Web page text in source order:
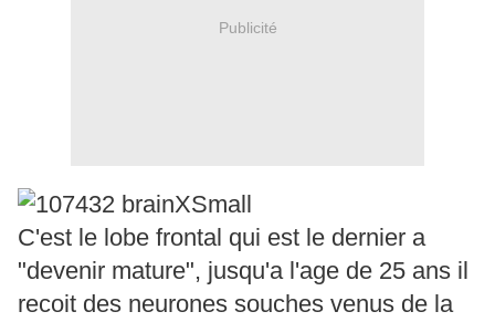
Publicité
C'est le lobe frontal qui est le dernier a
"devenir mature", jusqu'a l'age de 25 ans il
recoit des neurones souches venus de la